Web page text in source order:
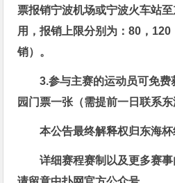
票报销宁波机场或宁波火车站
用，报销上限分别为：80，
销）。
3.参与主赛的运动员可免
园门票一张（需提前一日联系东
本公告最终解释权归东海
详细赛程赛制以及更多赛